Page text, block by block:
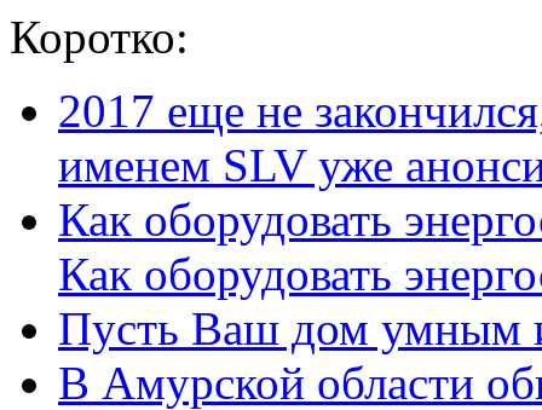
Коротко:
2017 еще не
именем SLV уже
Как оборудовать
Как оборудовать
Пусть Ваш дом умным
В Амурской области